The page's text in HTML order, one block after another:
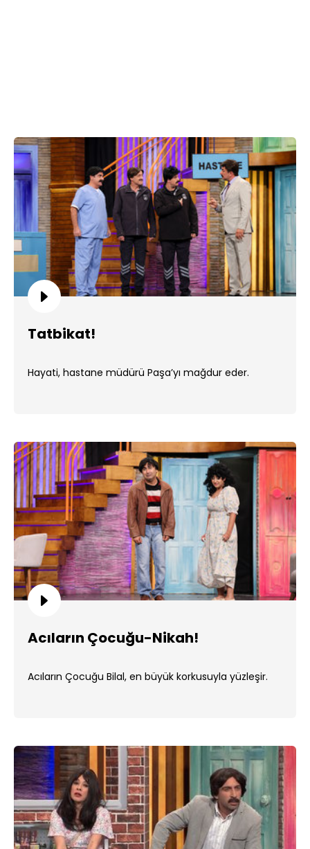
Tatbikat!
Hayati, hastane müdürü Paşa’yı mağdur eder.
Acıların Çocuğu-Nikah!
Acıların Çocuğu Bilal, en büyük korkusuyla yüzleşir.